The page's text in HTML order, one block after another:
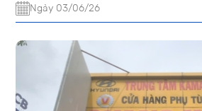
Ngày 03/06/26